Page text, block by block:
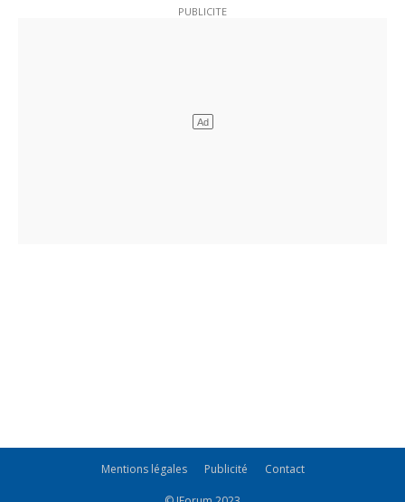
Mentions légales Publicité Contact